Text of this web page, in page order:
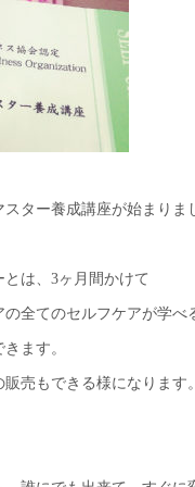
スター養成講座が始まり
は、3ヶ月間かけて
全てのセルフケアが学べ
ます。
売もできる様になります。